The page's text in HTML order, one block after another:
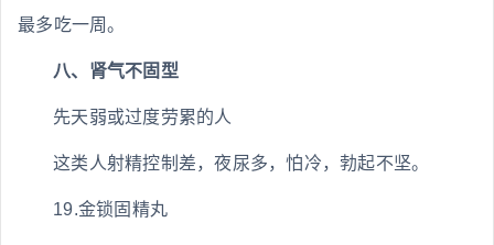
最多吃一周。
八、肾气不固型
先天弱或过度劳累的人
这类人射精控制差，夜尿多，怕冷，勃起不坚。
19.金锁固精丸